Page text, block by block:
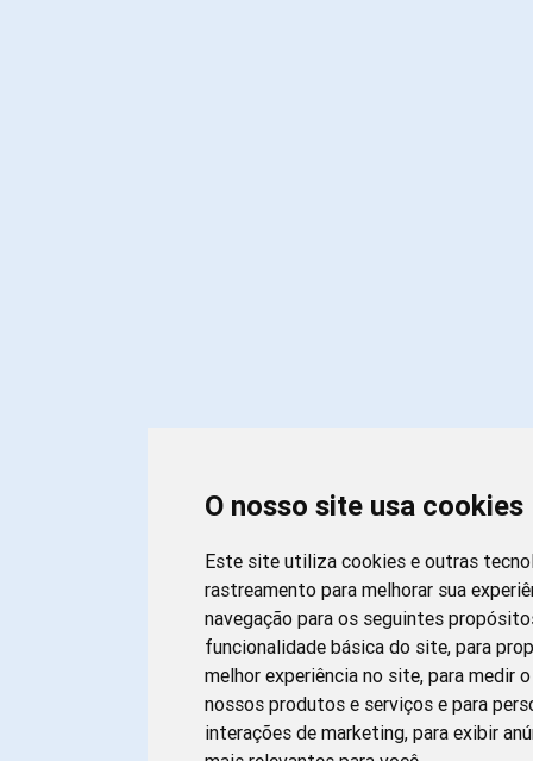
O nosso site usa cookies
Este site utiliza cookies e outras
rastreamento para melhorar sua
navegação para os seguintes
funcionalidade básica do site, para
melhor experiência no site, para medir
nossos produtos e serviços e para
interações de marketing, para exibir